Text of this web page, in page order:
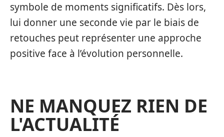
symbole de moments significatifs. Dès lors,
lui donner une seconde vie par le biais de
retouches peut représenter une approche
positive face à l’évolution personnelle.
NE MANQUEZ RIEN DE
L'ACTUALITÉ